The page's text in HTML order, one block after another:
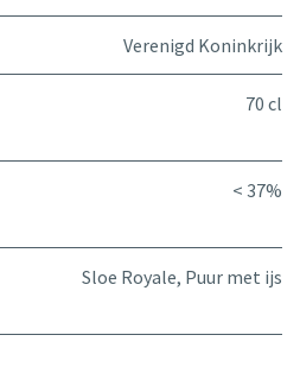
Verenigd Koninkrijk
70 cl
< 37%
Sloe Royale, Puur met ijs